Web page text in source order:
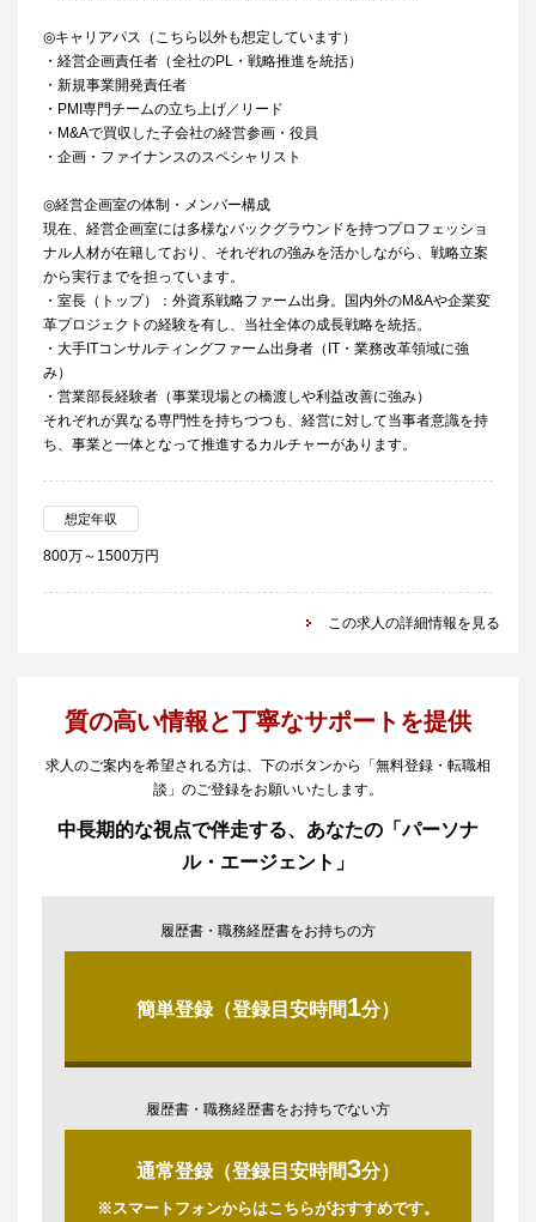
◎キャリアパス（こちら以外も想定しています）
・経営企画責任者（全社のPL・戦略推進を統括）
・新規事業開発責任者
・PMI専門チームの立ち上げ／リード
・M&Aで買収した子会社の経営参画・役員
・企画・ファイナンスのスペシャリスト
◎経営企画室の体制・メンバー構成
現在、経営企画室には多様なバックグラウンドを持つプロフェッショ
ナル人材が在籍しており、それぞれの強みを活かしながら、戦略立案
から実行までを担っています。
・室長（トップ）：外資系戦略ファーム出身。国内外のM&Aや企業変
革プロジェクトの経験を有し、当社全体の成長戦略を統括。
・大手ITコンサルティングファーム出身者（IT・業務改革領域に強
み）
・営業部長経験者（事業現場との橋渡しや利益改善に強み）
それぞれが異なる専門性を持ちつつも、経営に対して当事者意識を持
ち、事業と一体となって推進するカルチャーがあります。
想定年収
800万～1500万円
この求人の詳細情報を見る
質の高い情報と丁寧なサポートを提供
求人のご案内を希望される方は、下のボタンから「無料登録・転職相
談」のご登録をお願いいたします。
中長期的な視点で伴走する、あなたの「パーソナ
ル・エージェント」
履歴書・職務経歴書をお持ちの方
簡単登録（登録目安時間1分）
履歴書・職務経歴書をお持ちでない方
通常登録（登録目安時間3分）
※スマートフォンからはこちらがおすすめです。